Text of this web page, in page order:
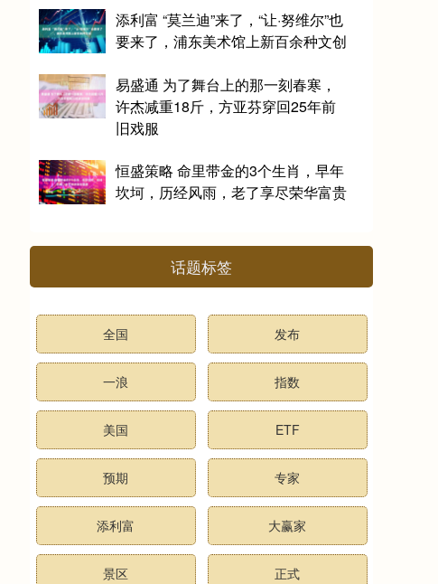
添利富 “莫兰迪”来了，“让·努维尔”也
要来了，浦东美术馆上新百余种文创
易盛通 为了舞台上的那一刻春寒，
许杰减重18斤，方亚芬穿回25年前
旧戏服
恒盛策略 命里带金的3个生肖，早年
坎坷，历经风雨，老了享尽荣华富贵
话题标签
全国 发布
一浪 指数
美国 ETF
预期 专家
添利富 大赢家
景区 正式